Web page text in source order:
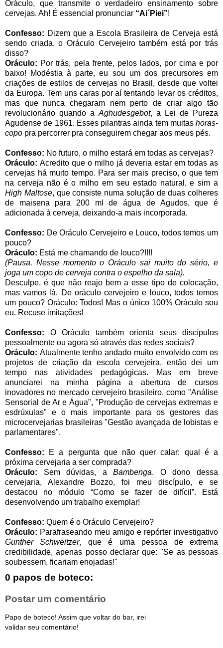
Oráculo, que transmite o verdadeiro ensinamento sobre
cervejas. Ah! É essencial pronunciar “Ai´Piei”!
Confesso: Dizem que a Escola Brasileira de Cerveja está
sendo criada, o Oráculo Cervejeiro também está por trás
disso?
Oráculo: Por trás, pela frente, pelos lados, por cima e por
baixo! Modéstia à parte, eu sou um dos precursores em
criações de estilos de cervejas no Brasil, desde que voltei
da Europa. Tem uns caras por aí tentando levar os créditos,
mas que nunca chegaram nem perto de criar algo tão
revolucionário quando a Aghudesgebot, a Lei de Pureza
Agudense de 1961. Esses pilantras ainda tem muitas horas-
copo pra percorrer pra conseguirem chegar aos meus pés.
Confesso: No futuro, o milho estará em todas as cervejas?
Oráculo: Acredito que o milho já deveria estar em todas as
cervejas há muito tempo. Para ser mais preciso, o que tem
na cerveja não é o milho em seu estado natural, e sim a
High Maltose, que consiste numa solução de duas colheres
de maisena para 200 ml de água de Agudos, que é
adicionada à cerveja, deixando-a mais incorporada.
Confesso: De Oráculo Cervejeiro e Louco, todos temos um
pouco?
Oráculo: Está me chamando de louco?!!!!
(Pausa. Nesse momento o Oráculo sai muito do sério, e
joga um copo de cerveja contra o espelho da sala).
Desculpe, é que não reajo bem a esse tipo de colocação,
mas vamos lá. De oráculo cervejeiro e louco, todos temos
um pouco? Oráculo: Todos! Mas o único 100% Oráculo sou
eu. Recuse imitações!
Confesso: O Oráculo também orienta seus discípulos
pessoalmente ou agora só através das redes sociais?
Oráculo: Atualmente tenho andado muito envolvido com os
projetos de criação da escola cervejeira, então dei um
tempo nas atividades pedagógicas. Mas em breve
anunciarei na minha página a abertura de cursos
inovadores no mercado cervejeiro brasileiro, como "Análise
Sensorial de Ar e Água", "Produção de cervejas extremas e
esdrúxulas" e o mais importante para os gestores das
microcervejarias brasileiras "Gestão avançada de lobistas e
parlamentares".
Confesso:
E a pergunta que não quer calar: qual é a
próxima cervejaria a ser comprada?
Oráculo: Sem dúvidas, aBambenga. O dono dessa
cervejaria, Alexandre Bozzo, foi meu discípulo, e se
destacou no módulo “Como se fazer de difícil”. Está
desenvolvendo um trabalho exemplar!
Confesso: Quem é o Oráculo Cervejeiro?
Oráculo: Parafraseando meu amigo e repórter investigativo
Gunther Schweitzer, que é uma pessoa de extrema
credibilidade, apenas posso declarar que: "Se as pessoas
soubessem, ficariam enojadas!"
0 papos de boteco:
Postar um comentário
Papo de boteco! Assim que voltar do bar, irei
validar seu comentário!